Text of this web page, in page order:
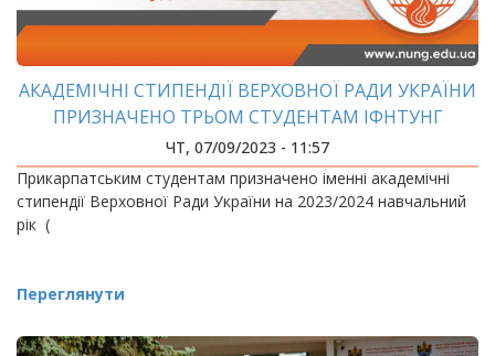
АКАДЕМІЧНІ СТИПЕНДІЇ ВЕРХОВНОЇ РАДИ УКРАЇНИ
ПРИЗНАЧЕНО ТРЬОМ СТУДЕНТАМ ІФНТУНГ
ЧТ, 07/09/2023 - 11:57
Прикарпатським студентам призначено іменні академічні
стипендії Верховної Ради України на 2023/2024 навчальний
рік (
Переглянути